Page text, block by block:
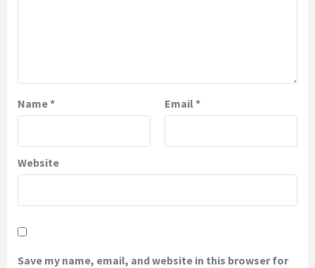
Name* Email *
Website
Save my name, email, and website in this browser for